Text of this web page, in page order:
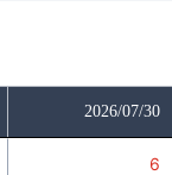
2026/07/30
6